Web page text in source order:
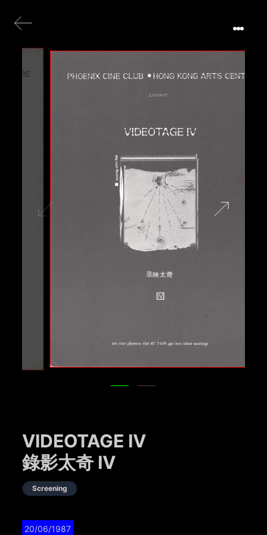
VIDEOTAGE IV
錄影太奇 IV
Screening
20/06/1987